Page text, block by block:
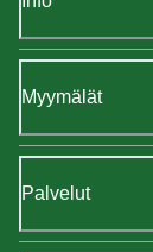
Myymälät
Palvelut